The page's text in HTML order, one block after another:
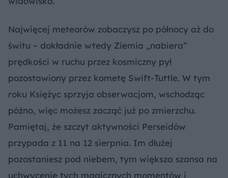
Najwięcej meteorów zobaczysz po północy aż do
świtu – dokładnie wtedy Ziemia „nabiera”
prędkości w ruchu przez kosmiczny pył
pozostawiony przez kometę Swift-Tuttle. W tym
roku Księżyc sprzyja obserwacjom, wschodząc
późno, więc możesz zacząć już po zmierzchu.
Pamiętaj, że szczyt aktywności Perseidów
przypada z 11 na 12 sierpnia. Im dłużej
pozostaniesz pod niebem, tym większa szansa na
uchwycenie tych magicznych momentów i